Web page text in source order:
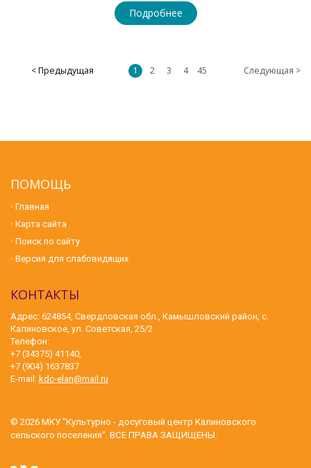
Подробнее
< Предыдущая 1 2 3 4 45 Следующая >
ПОМОЩЬ
Главная
Карта сайта
Поиск по сайту
Версия для слабовидящих
КОНТАКТЫ
Адрес: 624854, Свердловская обл., Камышловский район, с.
Калиновское, ул. Советская, 25/2
Телефон:
+7 (34375) 41140,
+7 (904) 1637837
E-mail: kdc-elan@mail.ru
© 2026 МКУ "Культурно - досуговый центр Калиновского
сельского поселения" . ВСЕ ПРАВА ЗАЩИЩЕНЫ.